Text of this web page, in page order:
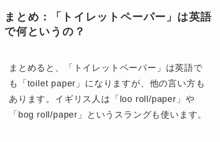
まとめ：「トイレットペーパー」は英語
で何というの？
まとめると、「トイレットペーパー」は英語で
も「toilet paper」になりますが、他の言い方も
あります。イギリス人は「loo roll/paper」や
「bog roll/paper」というスラングも使います。